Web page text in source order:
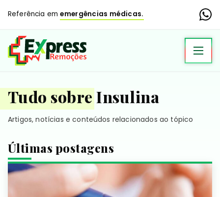
Referência ememergências médicas.
Tudo sobre Insulina
Artigos, notícias e conteúdos relacionados ao tópico
Últimas postagens